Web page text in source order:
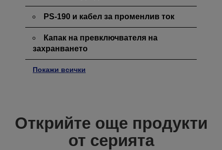
PS-190 и кабел за променлив ток
Капак на превключвателя на
захранването
Покажи всички
Открийте още продукти
от серията